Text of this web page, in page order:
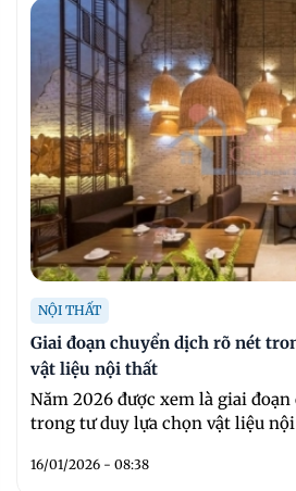
NỘI THẤT
Giai đoạn chuyển dịch rõ nét
vật liệu nội thất
Năm 2026 được xem là giai
trong tư duy lựa chọn vật liệu nội
16/01/2026 - 08:38